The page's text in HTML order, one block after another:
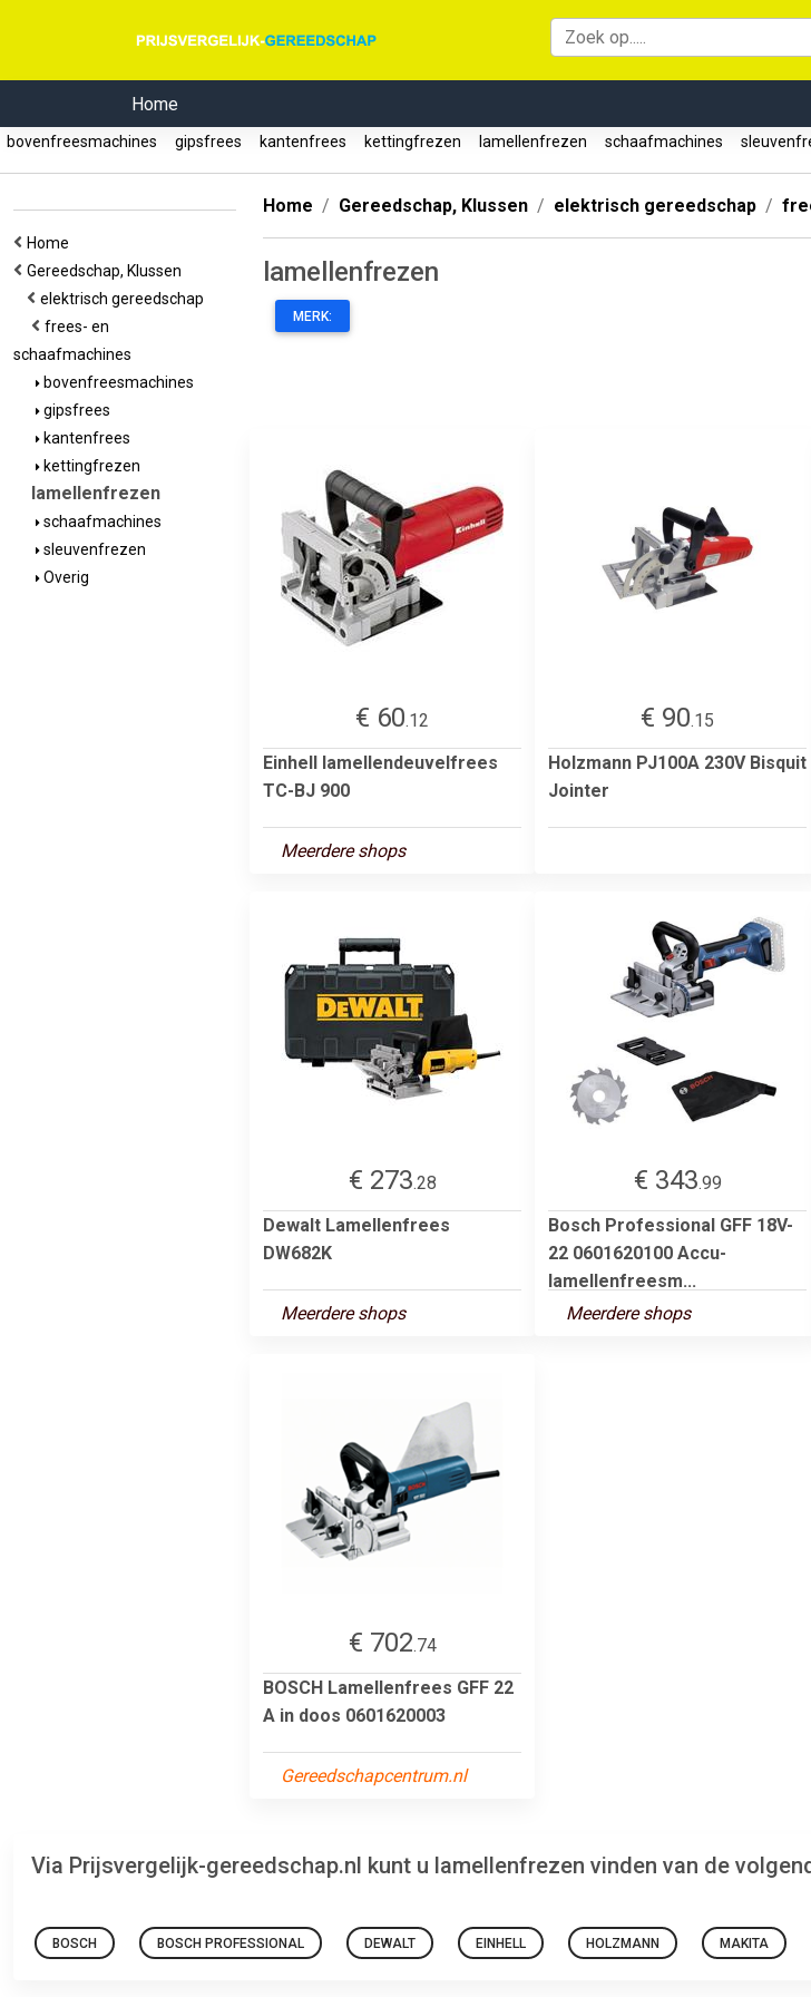
Home
bovenfreesmachines gipsfrees kantenfrees kettingfrezen lamellenfrezen schaafmachines
Home
Gereedschap, Klussen
elektrisch gereedschap
frees- en
schaafmachines
bovenfreesmachines
gipsfrees
kantenfrees
kettingfrezen
lamellenfrezen
schaafmachines
sleuvenfrezen
Overig
Home Gereedschap, Klussen elektrisch gereedschap
lamellenfrezen
MERK:
€ 60.12
Einhell lamellendeuvelfrees
TC-BJ 900
Meerdere shops
€ 90.15
Holzmann PJ100A 230V Bisquit
Jointer
€ 273.28
Dewalt Lamellenfrees
DW682K
Meerdere shops
€ 343.99
Bosch Professional GFF 18V-
22 0601620100 Accu-
lamellenfreesm...
Meerdere shops
€ 702.74
BOSCH Lamellenfrees GFF 22
A in doos 0601620003
Gereedschapcentrum.nl
Via Prijsvergelijk-gereedschap.nl kunt u lamellenfrezen vinden van de
BOSCH BOSCH PROFESSIONAL DEWALT EINHELL HOLZMANN MAKITA